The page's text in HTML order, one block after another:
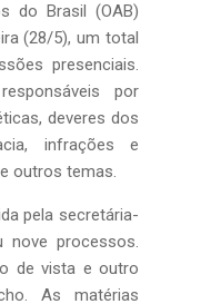
do Brasil (OAB)
(28/5), um total
presenciais.
por
deveres dos
infrações e
outros temas.
pela secretária-
nove processos.
de vista e outro
As matérias